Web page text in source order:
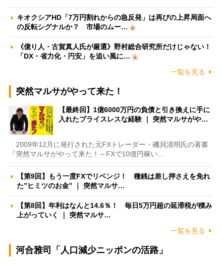
キオクシアHD「7万円割れからの急反発」は再びの上昇局面へ
の反転シグナルか？ 市場のムー…
《億り人・古賀真人氏が厳選》野村総合研究所だけじゃない！
「DX・省力化・円安」を追い風に…
一覧を見る
突然マルサがやって来た！
【最終回】1億6000万円の負債と引き換えに手に
入れたプライスレスな経験 ｜ 突然マルサがや…
2009年12月に発行された元FXトレーダー・磯貝清明氏の著書
『突然マルサがやって来た！～FXで10億円稼い…
【第9回】もう一度FXでリベンジ！ 種銭は差し押さえを免れ
た”ヒミツのお金” ｜ 突然マルサ…
【第8回】年利はなんと14.6％！ 毎日5万円超の延滞税が積み
上がっていく ｜ 突然マルサ…
一覧を見る
河合雅司「人口減少ニッポンの活路」